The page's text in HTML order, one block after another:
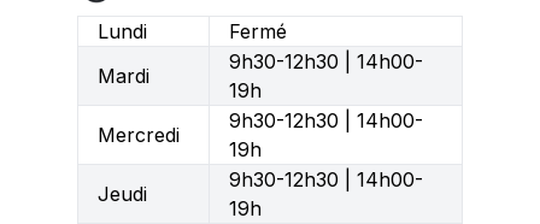
Lundi
Fermé
Mardi
9h30-12h30 | 14h00-
19h
Mercredi
9h30-12h30 | 14h00-
19h
Jeudi
9h30-12h30 | 14h00-
19h